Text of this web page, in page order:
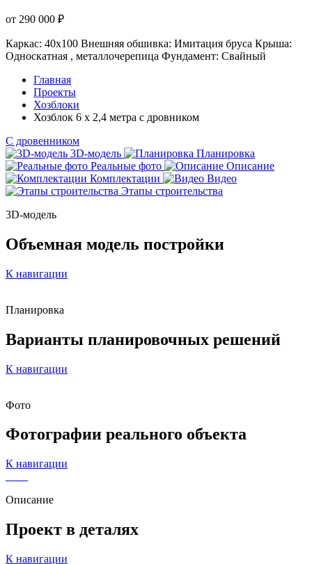
от 290 000 ₽
Каркас: 40х100 Внешняя обшивка: Имитация бруса Крыша:
Односкатная , металлочерепица Фундамент: Свайный
Главная
Проекты
Хозблоки
Хозблок 6 х 2,4 метра с дровником
С дровенником
3D-модель
Планировка
Реальные фото
Описание
Комплектации
Видео
Этапы строительства
3D-модель
Объемная модель постройки
К навигации
Планировка
Варианты планировочных решений
К навигации
Фото
Фотографии реального объекта
К навигации
Описание
Проект в деталях
К навигации